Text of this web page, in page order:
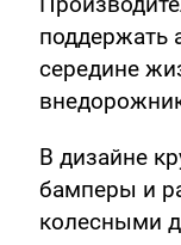
поддержать
середине
В дизайне
бамперы и
колесными